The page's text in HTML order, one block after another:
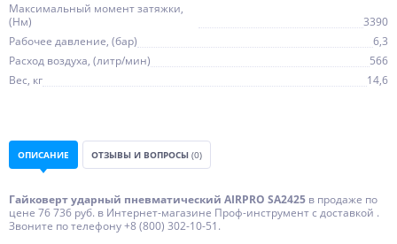
Максимальный момент затяжки,
(Нм)
3390
Рабочее давление, (бар)
6,3
Расход воздуха, (литр/мин)
566
Вес, кг
14,6
ОПИСАНИЕ ОТЗЫВЫ И ВОПРОСЫ (0)
Гайковерт ударный пневматический AIRPRO SA2425 в продаже по
цене 76 736 руб. в Интернет-магазине Проф-инструмент с доставкой .
Звоните по телефону +8 (800) 302-10-51.